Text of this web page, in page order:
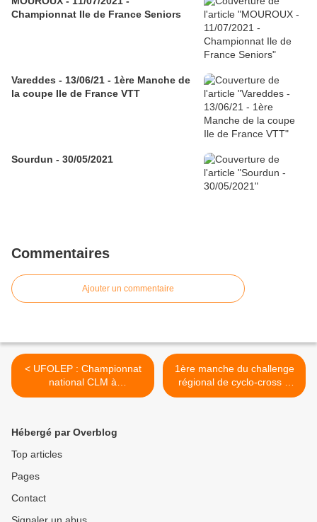
Championnat Ile de France Seniors
Vareddes - 13/06/21 - 1ère Manche de
la coupe Ile de France VTT
Sourdun - 30/05/2021
Commentaires
Ajouter un commentaire
< UFOLEP : Championnat
national CLM à
Champmoteux (91)
1ère manche du challenge
régional de cyclo-cross à
Mennecy (91) >
Hébergé par Overblog
Top articles
Pages
Contact